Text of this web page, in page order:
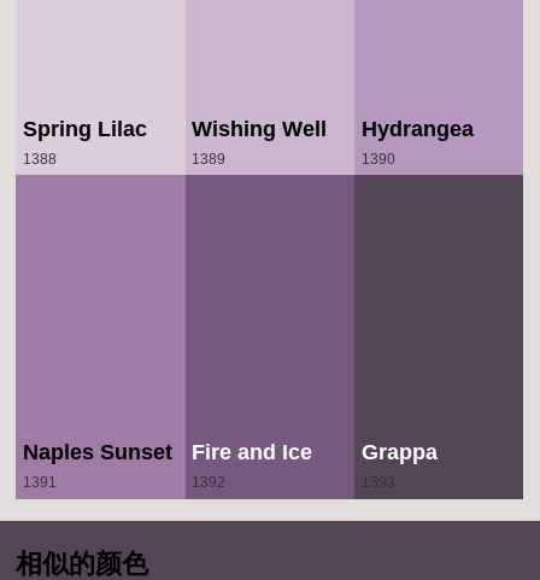
Spring Lilac
1388
Wishing Well
1389
Hydrangea
1390
Naples Sunset
1391
Fire and Ice
1392
Grappa
1393
相似的颜色